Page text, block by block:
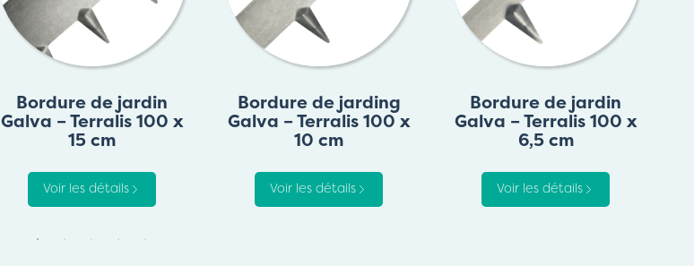
Bordure de jardin
Galva – Terralis 100 x
15 cm
Voir les détails
Bordure de jarding
Galva – Terralis 100 x
10 cm
Voir les détails
Bordure de jardin
Galva – Terralis 100 x
6,5 cm
Voir les détails